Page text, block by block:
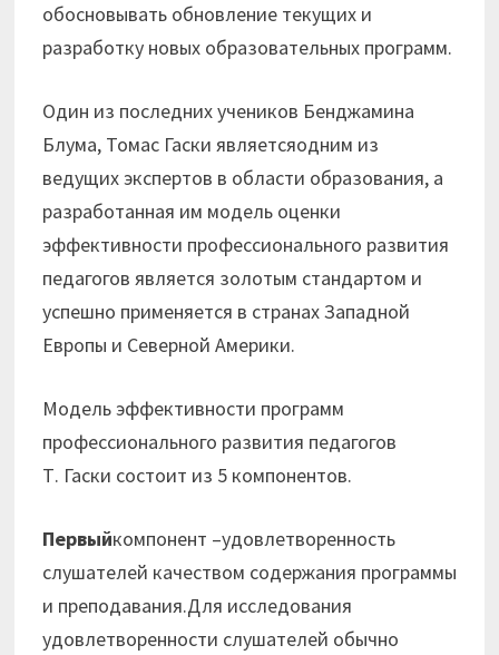
обосновывать обновление текущих и
разработку новых образовательных программ.
Один из последних учеников Бенджамина
Блума, Томас Гаски являетсяодним из
ведущих экспертов в области образования, а
разработанная им модель оценки
эффективности профессионального развития
педагогов является золотым стандартом и
успешно применяется в странах Западной
Европы и Северной Америки.
Модель эффективности программ
профессионального развития педагогов
Т. Гаски состоит из 5 компонентов.
Первыйкомпонент –удовлетворенность
слушателей качеством содержания программы
и преподавания.Для исследования
удовлетворенности слушателей обычно